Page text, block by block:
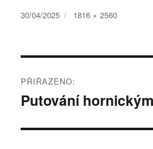
Publikováno:
30/04/2025
Původní
1816 × 2560
pro
PŘIŘAZENO:
Putování